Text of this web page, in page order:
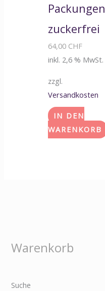
Packungen
zuckerfrei
64,00 CHF
inkl. 2,6 % MwSt.
zzgl.
Versandkosten
IN DEN
WARENKORB
Warenkorb
Suche